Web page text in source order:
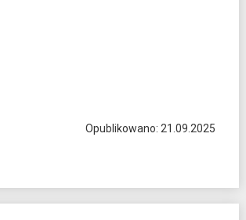
Opublikowano: 21.09.2025